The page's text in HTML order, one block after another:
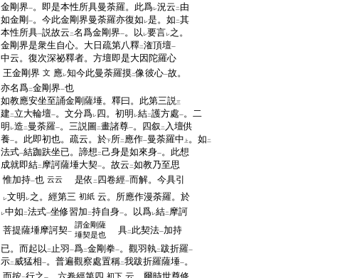
金剛界一。即是本性所具曼荼羅。此爲レ況云 二 由
如金剛 一。今此金剛界曼荼羅亦復如 レ是。如 二其
本性所具一説故云 二名爲金剛界一。以 レ要言レ之。
金剛界是衆生自心。大日疏第八釋二潅頂壇一
中云。復次深祕釋者。方壇即是大因陀羅心
王金剛界 文 應レ知今此曼荼羅摸二像彼心一故。
亦名爲二金剛界一也
如教應安坐至誦金剛薩埵。釋曰。此第三説三
建 二 立大輪壇一。文分爲レ四。初明 レ結二護方處一。二
明 レ造 二 曼荼羅一。三説圖 二畫諸尊一。四叙 二 入壇供
養一。此即初也。疏云。於下所二 應作一曼荼羅中 上 。如 二
法式一結跏趺坐已。諦想 二己身是如來身一。此想
成就即結二 摩訶薩埵大契一。故云 二如教乃至思
惟加持一也 云云 是依 二 四卷經一而解。今具引
レ文明 レ之。經第三 初紙 云。所應作漫荼羅。於
レ中如 二法式一坐修習加 二持自身一。以爲レ結二 摩訶
菩提薩埵摩訶契一
謂金剛薩
埵契是也
具二 此契法一加持
已。而起以 二止羽 一爲二金剛拳一。觀羽執二跋折羅一
示二 威猛相一。普遍觀察處置稱二我跋折羅薩埵一。
初下